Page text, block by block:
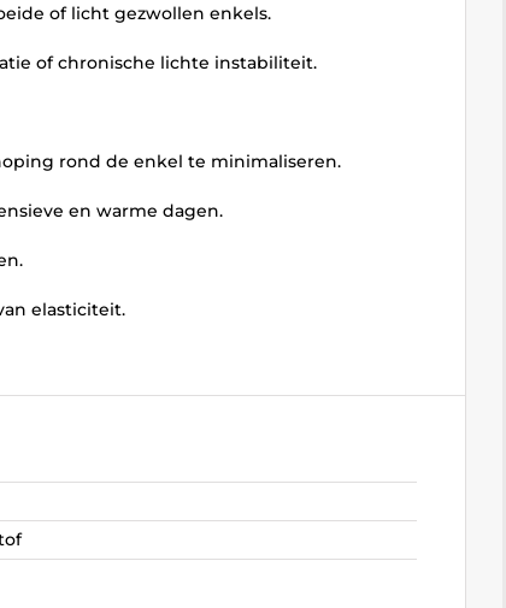
of licht gezwollen enkels.
of chronische lichte instabiliteit.
rond de enkel te minimaliseren.
en warme dagen.
elasticiteit.